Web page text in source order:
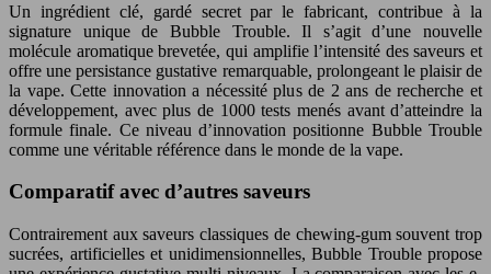
Un ingrédient clé, gardé secret par le fabricant, contribue à la
signature unique de Bubble Trouble. Il s’agit d’une nouvelle
molécule aromatique brevetée, qui amplifie l’intensité des saveurs et
offre une persistance gustative remarquable, prolongeant le plaisir de
la vape. Cette innovation a nécessité plus de 2 ans de recherche et
développement, avec plus de 1000 tests menés avant d’atteindre la
formule finale. Ce niveau d’innovation positionne Bubble Trouble
comme une véritable référence dans le monde de la vape.
Comparatif avec d’autres saveurs
Contrairement aux saveurs classiques de chewing-gum souvent trop
sucrées, artificielles et unidimensionnelles, Bubble Trouble propose